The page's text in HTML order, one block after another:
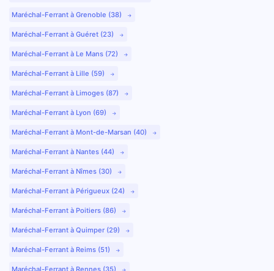
Maréchal-Ferrant à Grenoble (38)
Maréchal-Ferrant à Guéret (23)
Maréchal-Ferrant à Le Mans (72)
Maréchal-Ferrant à Lille (59)
Maréchal-Ferrant à Limoges (87)
Maréchal-Ferrant à Lyon (69)
Maréchal-Ferrant à Mont-de-Marsan (40)
Maréchal-Ferrant à Nantes (44)
Maréchal-Ferrant à Nîmes (30)
Maréchal-Ferrant à Périgueux (24)
Maréchal-Ferrant à Poitiers (86)
Maréchal-Ferrant à Quimper (29)
Maréchal-Ferrant à Reims (51)
Maréchal-Ferrant à Rennes (35)